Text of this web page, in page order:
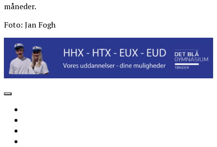
måneder.
Foto: Jan Fogh